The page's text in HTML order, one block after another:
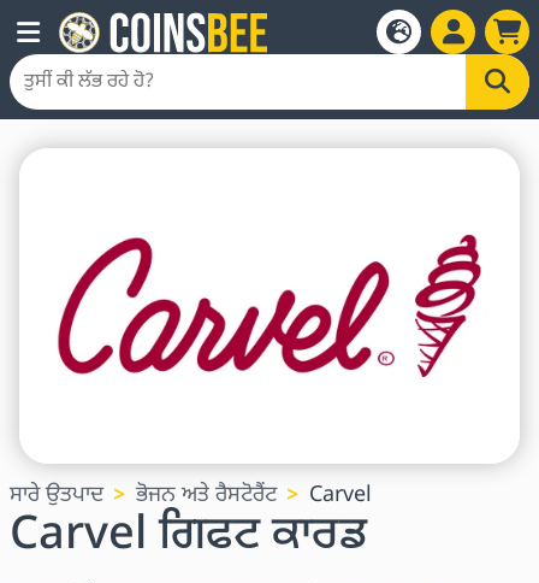
ਸਾਰੇ ਉਤਪਾਦ ਭੋਜਨ ਅਤੇ ਰੈਸਟੋਰੈਂਟ Carvel
Carvel ਗਿਫਟ ਕਾਰਡ